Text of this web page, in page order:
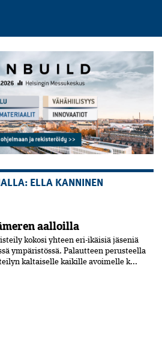
ELLA KANNINEN
aalloilla
kokosi yhteen eri-ikäisiä jäseniä
ympäristössä. Palautteen perusteella
kaltaiselle kaikille avoimelle k...